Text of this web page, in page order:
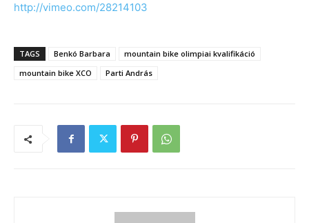
http://vimeo.com/28214103
TAGS Benkó Barbara
mountain bike olimpiai kvalifikáció
mountain bike XCO
Parti András